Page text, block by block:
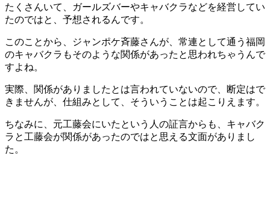
たくさんいて、ガールズバーやキャバクラなどを経営してい
たのではと、予想されるんです。
このことから、ジャンポケ斉藤さんが、常連として通う福岡
のキャバクラもそのような関係があったと思われちゃうんで
すよね。
実際、関係がありましたとは言われていないので、断定はで
きませんが、仕組みとして、そういうことは起こりえます。
ちなみに、元工藤会にいたという人の証言からも、キャバク
ラと工藤会が関係があったのではと思える文面がありまし
た。